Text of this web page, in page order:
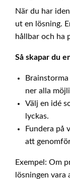
När du har
ut en lösning.
hållbar och ha
Så skapar du
ner alla
Välj en idé
lyckas.
Fundera på
att
Exempel: Om
lösningen